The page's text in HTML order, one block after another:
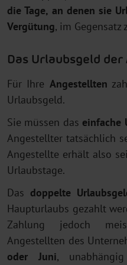
die Tage, an denen sie
Vergütung, im Gegensatz
Das Urlaubsgeld
Für Ihre Angestellten
Urlaubsgeld.
Sie müssen das einfache
Angestellter tatsächlich
Angestellte erhält also
Urlaubstage.
Das doppelte
Haupturlaubs gezahlt
Zahlung jedoch
Angestellten des
oder Juni,